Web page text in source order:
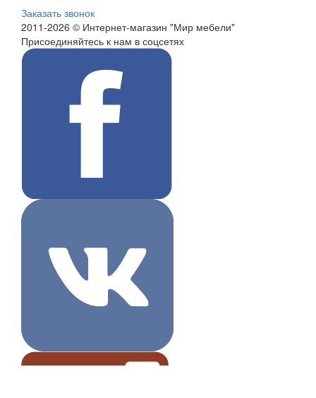
Заказать звонок
2011-2026 © Интернет-магазин "Мир мебели"
Присоединяйтесь к нам в соцсетях